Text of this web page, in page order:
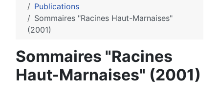
Publications
Sommaires "Racines Haut-Marnaises"
(2001)
Sommaires "Racines
Haut-Marnaises" (2001)